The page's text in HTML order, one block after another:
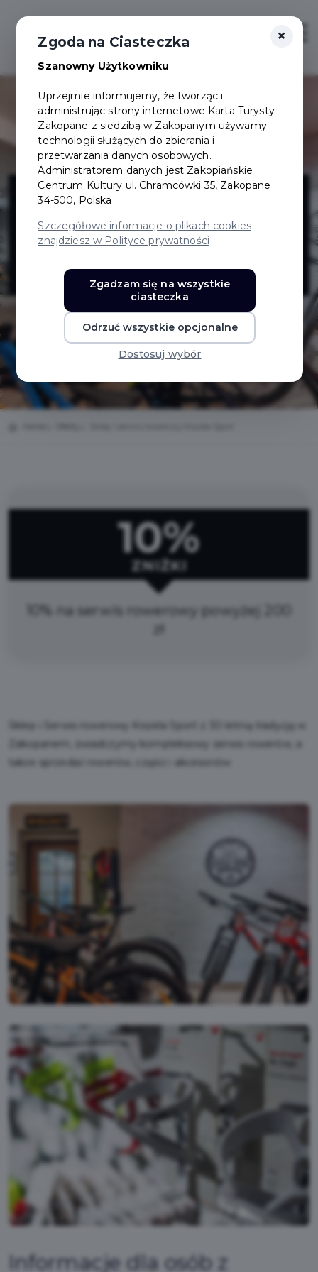
Login/Rejestracja
Sklep i serwis
rowerowy
Kiszela Sport
10%
ZNIŻKI
10% na serwis rowerowy powyżej 200
Sklep i Serwis rowerowy Kiszela Sport z 30 letnią tradycją w
Zakopanem, świadczymy kompleksowy serwis rowerów, a
także sprzedaż rowerów, części i akcesoriów
Informacje dla osób z
×
Zgoda na Ciasteczka
Szanowny Użytkowniku
Uprzejmie informujemy, że tworząc i
administrując strony internetowe Karta Turysty
Zakopane z siedzibą w Zakopanym używamy
technologii służących do zbierania i
przetwarzania danych osobowych.
Administratorem danych jest Zakopiańskie
Centrum Kultury ul. Chramcówki 35, Zakopane
34-500, Polska
Szczegółowe informacje o plikach cookies
znajdziesz w Polityce prywatności
Zgadzam się na wszystkie
ciasteczka
Odrzuć wszystkie opcjonalne
Dostosuj wybór